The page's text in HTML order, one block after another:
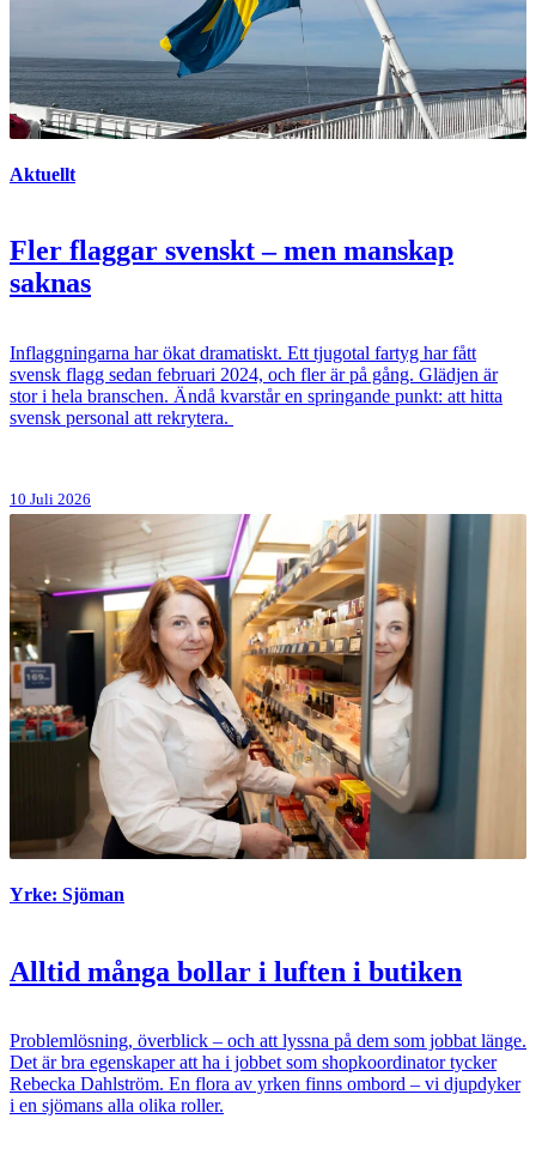
Aktuellt
Fler flaggar svenskt – men manskap
saknas
Inflaggningarna har ökat dramatiskt. Ett tjugotal fartyg har fått
svensk flagg sedan februari 2024, och fler är på gång. Glädjen är
stor i hela branschen. Ändå kvarstår en springande punkt: att hitta
svensk personal att rekrytera.
10 Juli 2026
Yrke: Sjöman
Alltid många bollar i luften i butiken
Problemlösning, överblick – och att lyssna på dem som jobbat länge.
Det är bra egenskaper att ha i jobbet som shopkoordinator tycker
Rebecka Dahlström. En flora av yrken finns ombord – vi djupdyker
i en sjömans alla olika roller.